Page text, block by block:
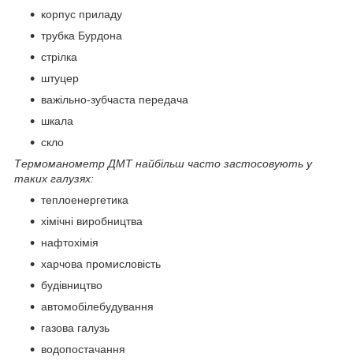
корпус приладу
трубка Бурдона
стрілка
штуцер
важільно-зубчаста передача
шкала
скло
Термоманометр ДМТ найбільш часто застосовують у
таких галузях:
теплоенергетика
хімічні виробництва
нафтохімія
харчова промисловість
будівництво
автомобілебудування
газова галузь
водопостачання